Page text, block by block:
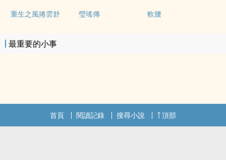
重生之風捲雲舒
瑩瑤傳 軟腰
最重要的小事
首頁 閱讀記錄 搜尋小說 頂部